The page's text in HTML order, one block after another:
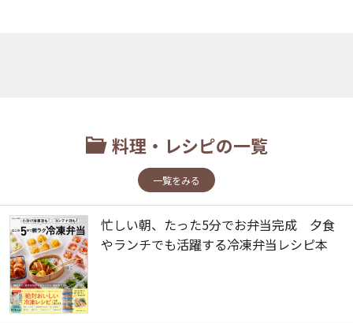
料理・レシピの一覧
一覧をみる
忙しい朝、たった5分でお弁当完成 夕食
やランチでも活躍する冷凍弁当レシピ本